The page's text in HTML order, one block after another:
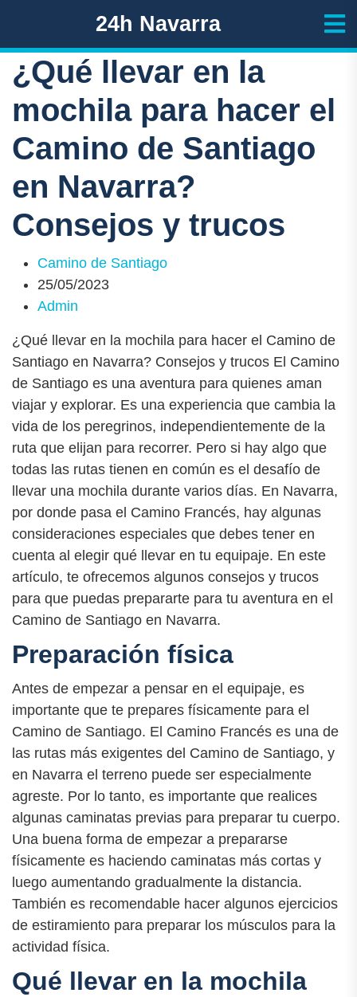
24h Navarra
¿Qué llevar en la
mochila para hacer el
Camino de Santiago
en Navarra?
Consejos y trucos
Camino de Santiago
25/05/2023
Admin
¿Qué llevar en la mochila para hacer el Camino de
Santiago en Navarra? Consejos y trucos El Camino
de Santiago es una aventura para quienes aman
viajar y explorar. Es una experiencia que cambia la
vida de los peregrinos, independientemente de la
ruta que elijan para recorrer. Pero si hay algo que
todas las rutas tienen en común es el desafío de
llevar una mochila durante varios días. En Navarra,
por donde pasa el Camino Francés, hay algunas
consideraciones especiales que debes tener en
cuenta al elegir qué llevar en tu equipaje. En este
artículo, te ofrecemos algunos consejos y trucos
para que puedas prepararte para tu aventura en el
Camino de Santiago en Navarra.
Preparación física
Antes de empezar a pensar en el equipaje, es
importante que te prepares físicamente para el
Camino de Santiago. El Camino Francés es una de
las rutas más exigentes del Camino de Santiago, y
en Navarra el terreno puede ser especialmente
agreste. Por lo tanto, es importante que realices
algunas caminatas previas para preparar tu cuerpo.
Una buena forma de empezar a prepararse
físicamente es haciendo caminatas más cortas y
luego aumentando gradualmente la distancia.
También es recomendable hacer algunos ejercicios
de estiramiento para preparar los músculos para la
actividad física.
Qué llevar en la mochila